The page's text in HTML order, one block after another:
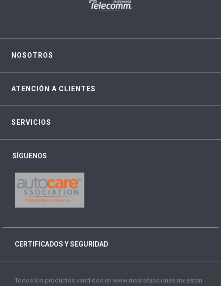
NOSOTROS
ATENCIÓN A CLIENTES
SERVICIOS
SÍGUENOS
CERTIFICADOS Y SEGURIDAD
Todos los productos vendidos en www.masrefacciones.mx están